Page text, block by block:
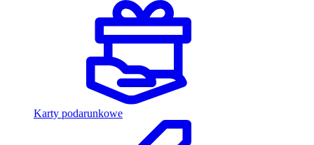
Karty podarunkowe